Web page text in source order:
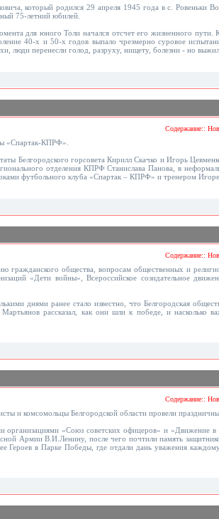
который родился 29 апреля 1945 года в с. Ровеньки
75-летний юбилей.
для юного Толи начался отсчет его жизненного пути.
40-х и 50-х годов выпало чрезмерно суровое
люди перенесли голод, разруху, нищету, болезни - но
Содержание::
«Спартак-КПРФ».
Белгородского горсовета Кирилл Скачко и Игорь
отделения КПРФ Станислава Панова, в
футбольного клуба «Спартак – КПРФ» и тренером
Содержание::
гражданского общества, вопросам общественных и
«Дети войны», Всероссийское созидательное
днями ранее стало известно, что Белгородская
рассказал, как они шли к победе, и насколько
Содержание::
и комсомольцы Белгородской области провели
организациями «Союз советских офицеров» и «Движение
Армии В.И.Ленину, после чего почтили память
Героев в Парке Победы, где отдали дань уважения